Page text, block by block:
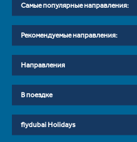
Самые популярные направления:
Рекомендуемые направления:
Направления
В поездке
flydubai Holidays